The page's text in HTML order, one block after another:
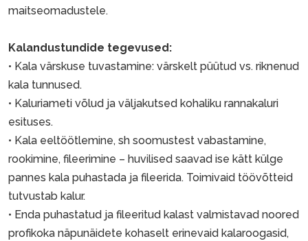
maitseomadustele.
Kalandustundide tegevused:
• Kala värskuse tuvastamine: värskelt püütud vs. riknenud
kala tunnused.
• Kaluriameti võlud ja väljakutsed kohaliku rannakaluri
esituses.
• Kala eeltöötlemine, sh soomustest vabastamine,
rookimine, fileerimine – huvilised saavad ise kätt külge
pannes kala puhastada ja fileerida. Toimivaid töövõtteid
tutvustab kalur.
• Enda puhastatud ja fileeritud kalast valmistavad noored
profikoka näpunäidete kohaselt erinevaid kalaroogasid,